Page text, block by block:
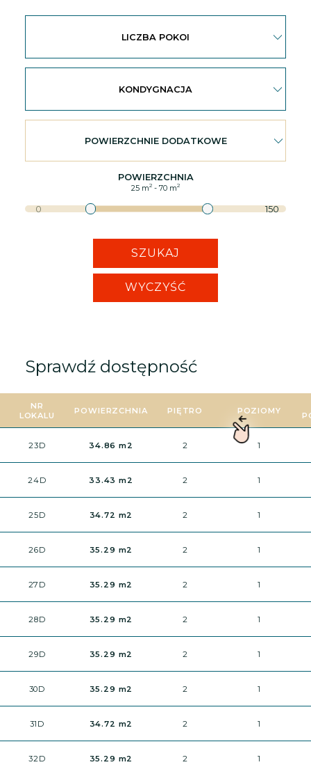
LICZBA POKOI
KONDYGNACJA
POWIERZCHNIE DODATKOWE
POWIERZCHNIA
0 150
25 m2 - 70 m2
SZUKAJ
WYCZYŚĆ
Sprawdź dostępność
NR
LOKALU
POWIERZCHNIA PIĘTRO POZIOMY
23D 34.86 m2 2 1
24D 33.43 m2 2 1
25D 34.72 m2 2 1
26D 35.29 m2 2 1
27D 35.29 m2 2 1
28D 35.29 m2 2 1
29D 35.29 m2 2 1
30D 35.29 m2 2 1
31D 34.72 m2 2 1
32D 35.29 m2 2 1